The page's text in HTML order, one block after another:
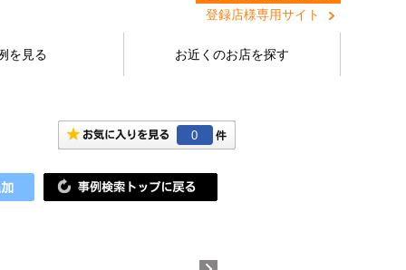
登録店様専用サイト
を見る お近くのお店を探す
0